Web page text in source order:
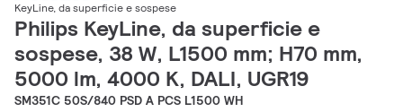
KeyLine, da superficie e sospese
Philips KeyLine, da superficie e
sospese, 38 W, L1500 mm; H70 mm,
5000 lm, 4000 K, DALI, UGR19
SM351C 50S/840 PSD A PCS L1500 WH